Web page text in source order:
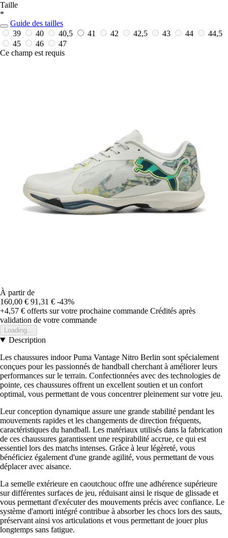
Taille
*
Guide des tailles
39
40 40,5 41 42 42,5 43 44
44,5
45
46
47
Ce champ est requis
À partir de
160,00 € 91,31 € -43%
+4,57 € offerts sur votre prochaine commande Crédités après
validation de votre commande
Loading...
Description
Les chaussures indoor Puma Vantage Nitro Berlin sont spécialement
conçues pour les passionnés de handball cherchant à améliorer leurs
performances sur le terrain. Confectionnées avec des technologies de
pointe, ces chaussures offrent un excellent soutien et un confort
optimal, vous permettant de vous concentrer pleinement sur votre jeu.
Leur conception dynamique assure une grande stabilité pendant les
mouvements rapides et les changements de direction fréquents,
caractéristiques du handball. Les matériaux utilisés dans la fabrication
de ces chaussures garantissent une respirabilité accrue, ce qui est
essentiel lors des matchs intenses. Grâce à leur légèreté, vous
bénéficiez également d'une grande agilité, vous permettant de vous
déplacer avec aisance.
La semelle extérieure en caoutchouc offre une adhérence supérieure
sur différentes surfaces de jeu, réduisant ainsi le risque de glissade et
vous permettant d'exécuter des mouvements précis avec confiance. Le
système d'amorti intégré contribue à absorber les chocs lors des sauts,
préservant ainsi vos articulations et vous permettant de jouer plus
longtemps sans fatigue.